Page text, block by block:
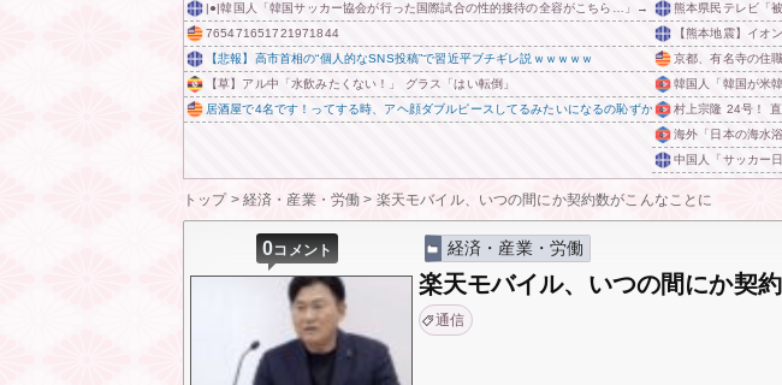
|●|韓国人「韓国サッカー協会が行った国際試合の性的接待の全容がこちら…」→「完全に買収してる…（
765471651721971844
【悲報】高市首相の“個人的なSNS投稿”で習近平ブチギレ説ｗｗｗｗｗ
【草】アル中「水飲みたくない！」 グラス「はい転倒」
居酒屋で4名です！ってする時、アヘ顔ダブルピースしてるみたいになるの恥ずかしいんやが 他
熊本県民テレビ「
【熊本地震】イオ
京都、有名寺の住
韓国人「韓国が米
村上宗隆 24号！
海外「日本の海水
中国人「サッカー
トップ> 経済・産業・労働 > 楽天モバイル、いつの間にか契約数がこんなことに
0コメント 経済・産業・労働
楽天モバイル、いつの間にか契
通信